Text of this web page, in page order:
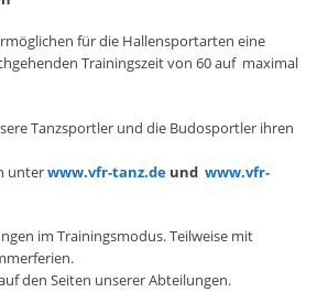
für die Hallensportarten eine
Trainingszeit von 60 auf maximal
Tanzsportler und die Budosportler ihren
unterwww.vfr-tanz.de und www.vfr-
im Trainingsmodus. Teilweise mit
den Seiten unserer Abteilungen.